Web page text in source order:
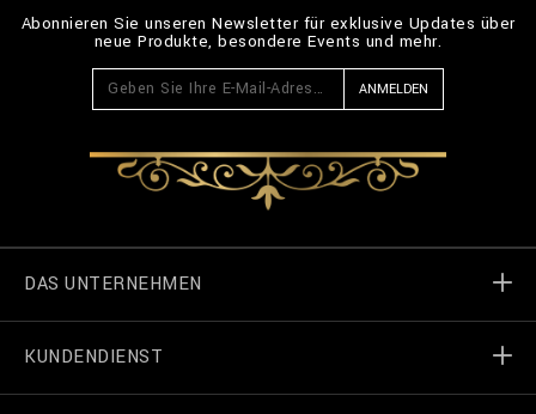
Abonnieren Sie unseren Newsletter für exklusive Updates über
neue Produkte, besondere Events und mehr.
ANMELDEN
DAS UNTERNEHMEN
Welt von Billionaire
KUNDENDIENST